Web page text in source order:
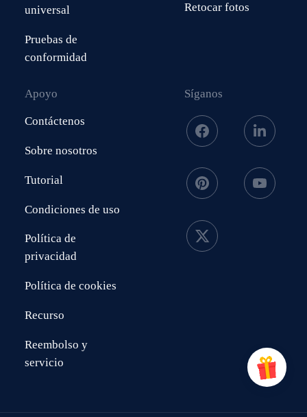
universal
Pruebas de
conformidad
Retocar fotos
Apoyo
Contáctenos
Sobre nosotros
Tutorial
Condiciones de uso
Política de
privacidad
Política de cookies
Recurso
Reembolso y
servicio
Síganos